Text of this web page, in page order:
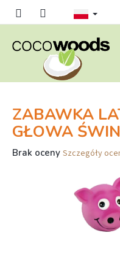
ZABAWKA
GŁOWA
Średnia
Brak oceny Szczegóły